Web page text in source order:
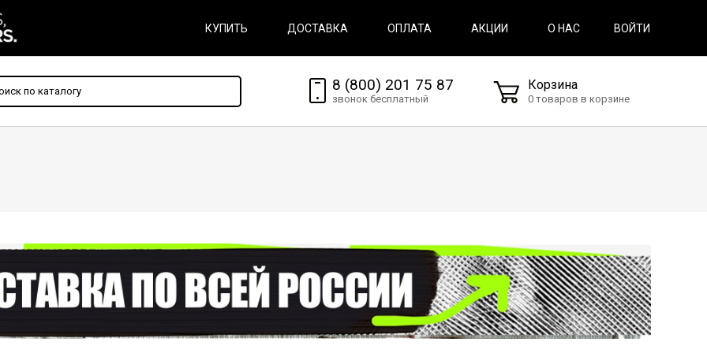
КУПИТЬ ДОСТАВКА ОПЛАТА АКЦИИ О НАС ВОЙТИ
8 (800) 201 75 87
звонок бесплатный
Корзина
0 товаров в корзине